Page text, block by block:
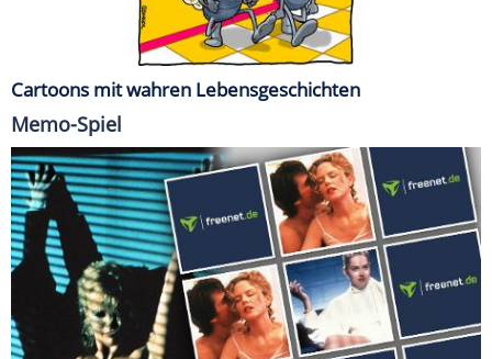
Cartoons mit wahren Lebensgeschichten
Memo-Spiel